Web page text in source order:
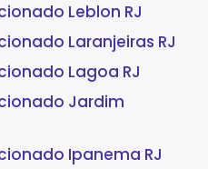
Leblon RJ
Laranjeiras RJ
Lagoa RJ
Jardim
Ipanema RJ